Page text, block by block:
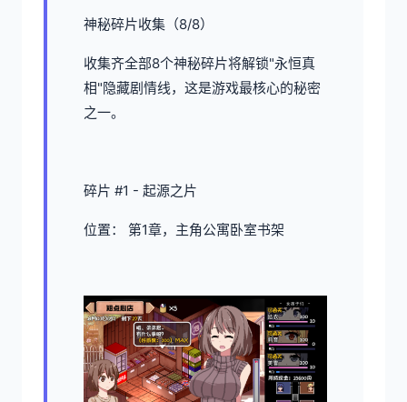
神秘碎片收集（8/8）
收集齐全部8个神秘碎片将解锁"永恒真
相"隐藏剧情线，这是游戏最核心的秘密
之一。
碎片 #1 - 起源之片
位置： 第1章，主角公寓卧室书架